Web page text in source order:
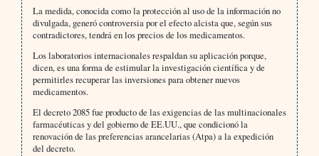
La medida, conocida como la protección al uso de la información no
divulgada, generó controversia por el efecto alcista que, según sus
contradictores, tendrá en los precios de los medicamentos.
Los laboratorios internacionales respaldan su aplicación porque,
dicen, es una forma de estimular la investigación científica y de
permitirles recuperar las inversiones para obtener nuevos
medicamentos.
El decreto 2085 fue producto de las exigencias de las multinacionales
farmacéuticas y del gobierno de EE.UU., que condicionó la
renovación de las preferencias arancelarias (Atpa) a la expedición
del decreto.